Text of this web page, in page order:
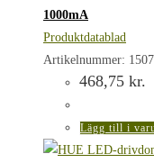
1000mA
Produktdatablad
Artikelnummer:
468,75 kr.
Lägg till i